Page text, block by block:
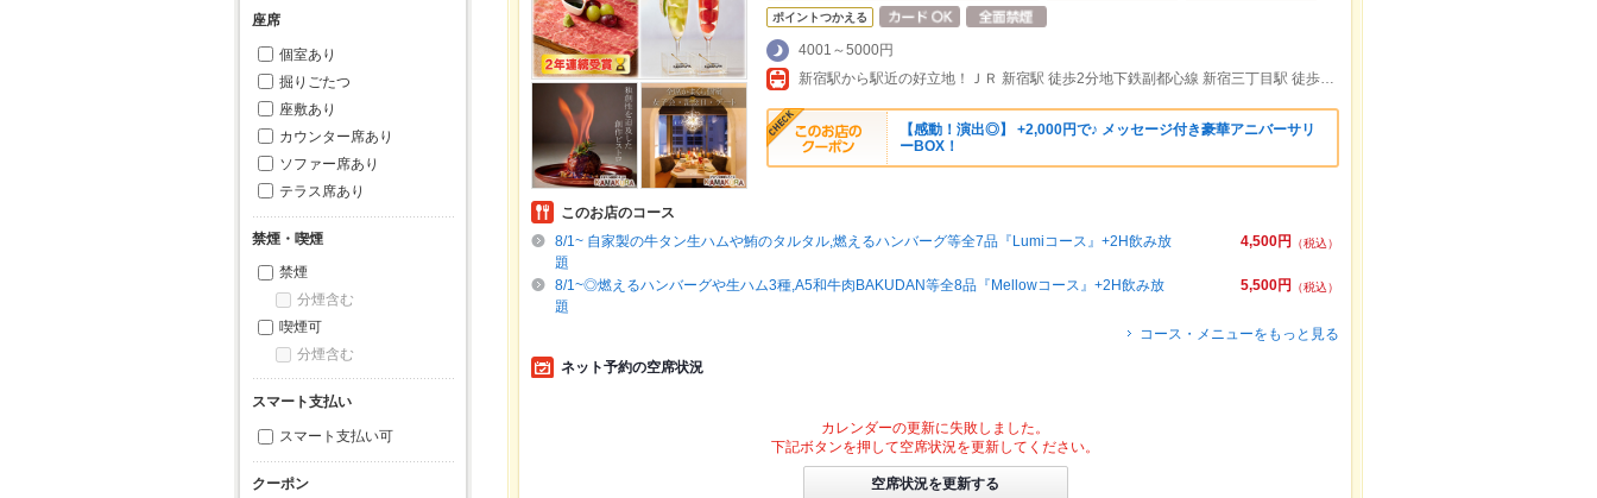
座席
個室あり
掘りごたつ
座敷あり
カウンター席あり
ソファー席あり
テラス席あり
禁煙・喫煙
禁煙
分煙含む
喫煙可
分煙含む
スマート支払い
スマート支払い可
クーポン
ポイントつかえる
4001～5000円
新宿駅から駅近の好立地！ＪＲ 新宿駅 徒歩2分地下鉄副都心線 新宿三丁目駅 徒歩2分 和牛×チーズ×かまくら個室
【感動！演出◎】 +2,000円で♪ メッセージ付き豪華アニバーサリ
ーBOX！
このお店のコース
4,500円
（税込）
8/1~ 自家製の牛タン生ハムや鮪のタルタル,燃えるハンバーグ等全7品『Lumiコース』+2H飲み放
題
5,500円
（税込）
8/1~◎燃えるハンバーグや生ハム3種,A5和牛肉BAKUDAN等全8品『Mellowコース』+2H飲み放
題
コース・メニューをもっと見る
ネット予約の空席状況
カレンダーの更新に失敗しました。
下記ボタンを押して空席状況を更新してください。
空席状況を更新する